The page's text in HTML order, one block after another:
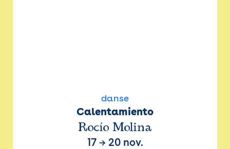
danse
Calentamiento
Rocío Molina
17→ 20 nov.